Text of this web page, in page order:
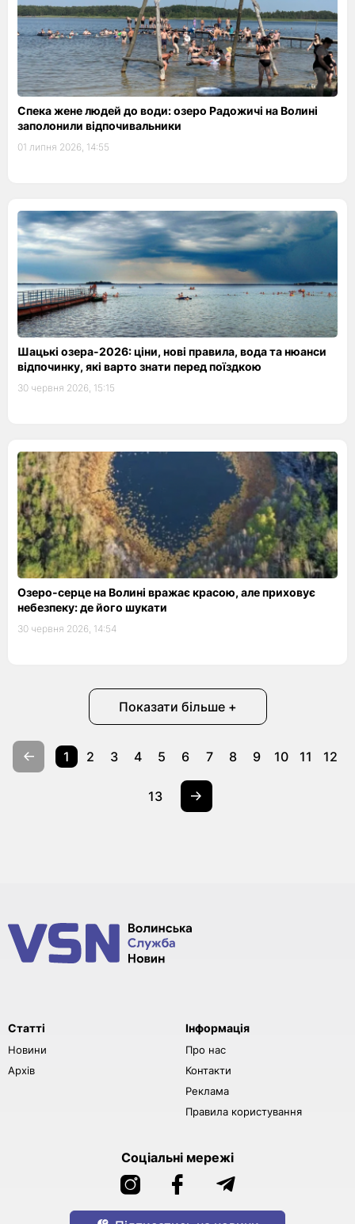
Спека жене людей до води: озеро Радожичі на Волині
заполонили відпочивальники
01 липня 2026, 14:55
Шацькі озера-2026: ціни, нові правила, вода та нюанси
відпочинку, які варто знати перед поїздкою
30 червня 2026, 15:15
Озеро-серце на Волині вражає красою, але приховує
небезпеку: де його шукати
30 червня 2026, 14:54
Показати більше +
1 2 3 4 5 6 7 8 9 10 11 12
13
Статті
Новини
Архів
Інформація
Про нас
Контакти
Реклама
Правила користування
Соціальні мережі